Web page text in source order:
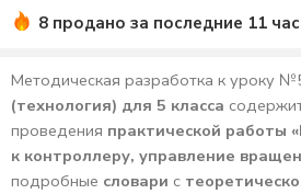
8 продано за последние 11
Методическая разработка к уроку
(технология) для 5 класса
проведения практической работы
к контроллеру, управление
подробные словари с